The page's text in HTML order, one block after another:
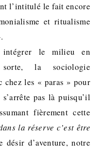
l’intitulé le fait encore
et ritualisme
intégrer le milieu en
la sociologie
chez les « paras » pour
pas là puisqu’il
fièrement cette
la réserve c’est être
désir d’aventure, notre